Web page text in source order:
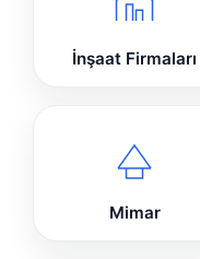
İnşaat Firmaları
Mimar